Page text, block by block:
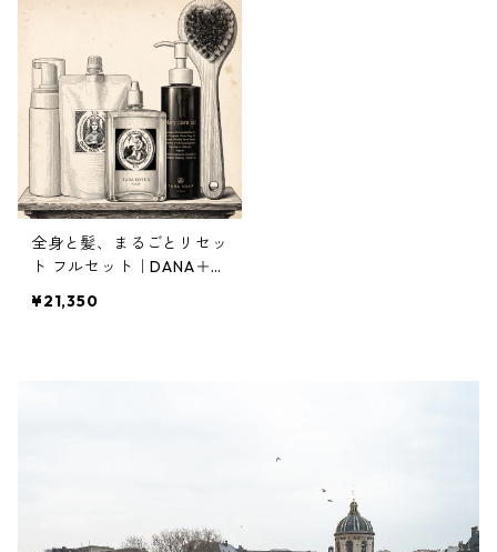
全身と髪、まるごとリセッ
ト フルセット｜DANA＋M
e＋ボディブラシ禊＋空ポ
¥21,350